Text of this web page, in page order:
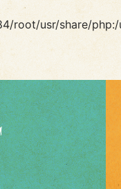
root/usr/share/